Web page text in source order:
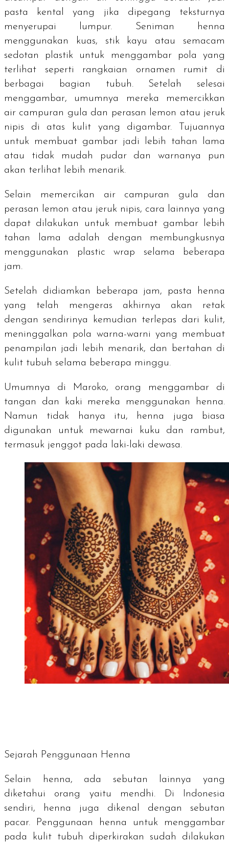
pasta kental yang jika dipegang teksturnya
menyerupai lumpur. Seniman henna
menggunakan kuas, stik kayu atau semacam
sedotan plastik untuk menggambar pola yang
terlihat seperti rangkaian ornamen rumit di
berbagai bagian tubuh. Setelah selesai
menggambar, umumnya mereka memercikkan
air campuran gula dan perasan lemon atau jeruk
nipis di atas kulit yang digambar. Tujuannya
untuk membuat gambar jadi lebih tahan lama
atau tidak mudah pudar dan warnanya pun
akan terlihat lebih menarik.
Selain memercikan air campuran gula dan
perasan lemon atau jeruk nipis, cara lainnya yang
dapat dilakukan untuk membuat gambar lebih
tahan lama adalah dengan membungkusnya
menggunakan
plastic wrap selama beberapa
jam.
Setelah didiamkan beberapa jam, pasta henna
yang telah mengeras akhirnya akan retak
dengan sendirinya kemudian terlepas dari kulit,
meninggalkan pola warna-warni yang membuat
penampilan jadi lebih menarik, dan bertahan di
kulit tubuh selama beberapa minggu.
Umumnya di Maroko, orang menggambar di
tangan dan kaki mereka menggunakan henna.
Namun tidak hanya itu, henna juga biasa
digunakan untuk mewarnai kuku dan rambut,
termasuk jenggot pada laki-laki dewasa.
Sejarah Penggunaan Henna
Selain henna, ada sebutan lainnya yang
diketahui orang yaitu mendhi. Di Indonesia
sendiri, henna juga dikenal dengan sebutan
pacar. Penggunaan henna untuk menggambar
pada kulit tubuh diperkirakan sudah dilakukan